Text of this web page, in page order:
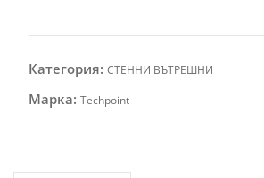
Категория: СТЕННИ ВЪТРЕШНИ
Марка: Techpoint